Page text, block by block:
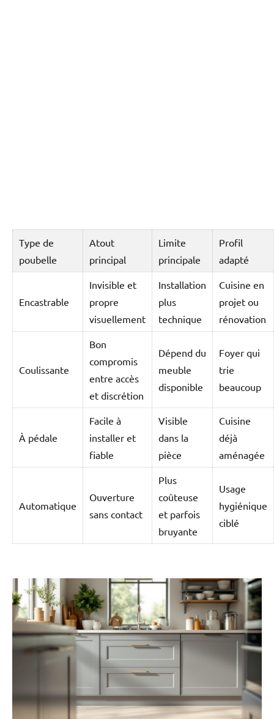
Type de
poubelle
Atout
principal
Limite
principale
Profil
adapté
Encastrable
Invisible et
propre
visuellement
Installation
plus
technique
Cuisine en
projet ou
rénovation
Coulissante
Bon
compromis
entre accès
et discrétion
Dépend du
meuble
disponible
Foyer qui
trie
beaucoup
À pédale
Facile à
installer et
fiable
Visible
dans la
pièce
Cuisine
déjà
aménagée
Automatique
Ouverture
sans contact
Plus
coûteuse
et parfois
bruyante
Usage
hygiénique
ciblé